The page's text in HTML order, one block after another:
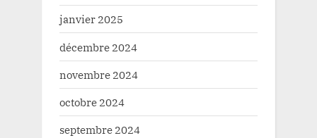
janvier 2025
décembre 2024
novembre 2024
octobre 2024
septembre 2024